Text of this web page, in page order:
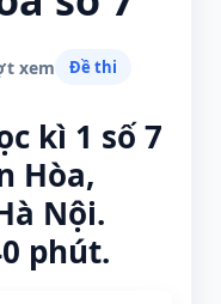
xem Đề thi
kì 1 số 7
Hòa,
Nội.
phút.